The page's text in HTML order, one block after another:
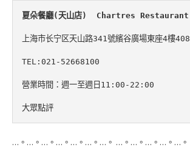
夏朵餐廳(天山店) Chartres Restaurant
上海市长宁区天山路341 號繽谷廣場東座4樓408
TEL:021-52668100
營業時間：週一至週日 11:00-22:00
大眾點評
…。…。…。…。…。…。…。 …。…。…。…。…。